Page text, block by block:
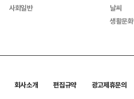
사회일반
날씨
생활문
회사소개 편집규약
광고제휴문의